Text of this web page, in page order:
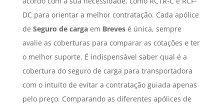
DC para orientar a melhor contratação. Cada apólice
de Seguro de cargaem Brevesé única, sempre
avalie as coberturas para comparar as cotações e ter
o melhor suporte. É indispensável saber qual é a
cobertura do seguro de carga para transportadora
com o intuito de evitar a contratação guiada apenas
pelo preço. Comparando as diferentes apólices de